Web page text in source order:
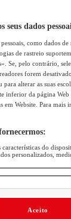
dados
como dados
de rastreio
Se, pelo contrário,
forem
alterar as suas
inferior da página
em Website. Para
do
personalizados,
Aceito